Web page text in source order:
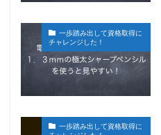
一歩踏み出して資格取得に
チャレンジした！
一歩踏み出して資格取得に